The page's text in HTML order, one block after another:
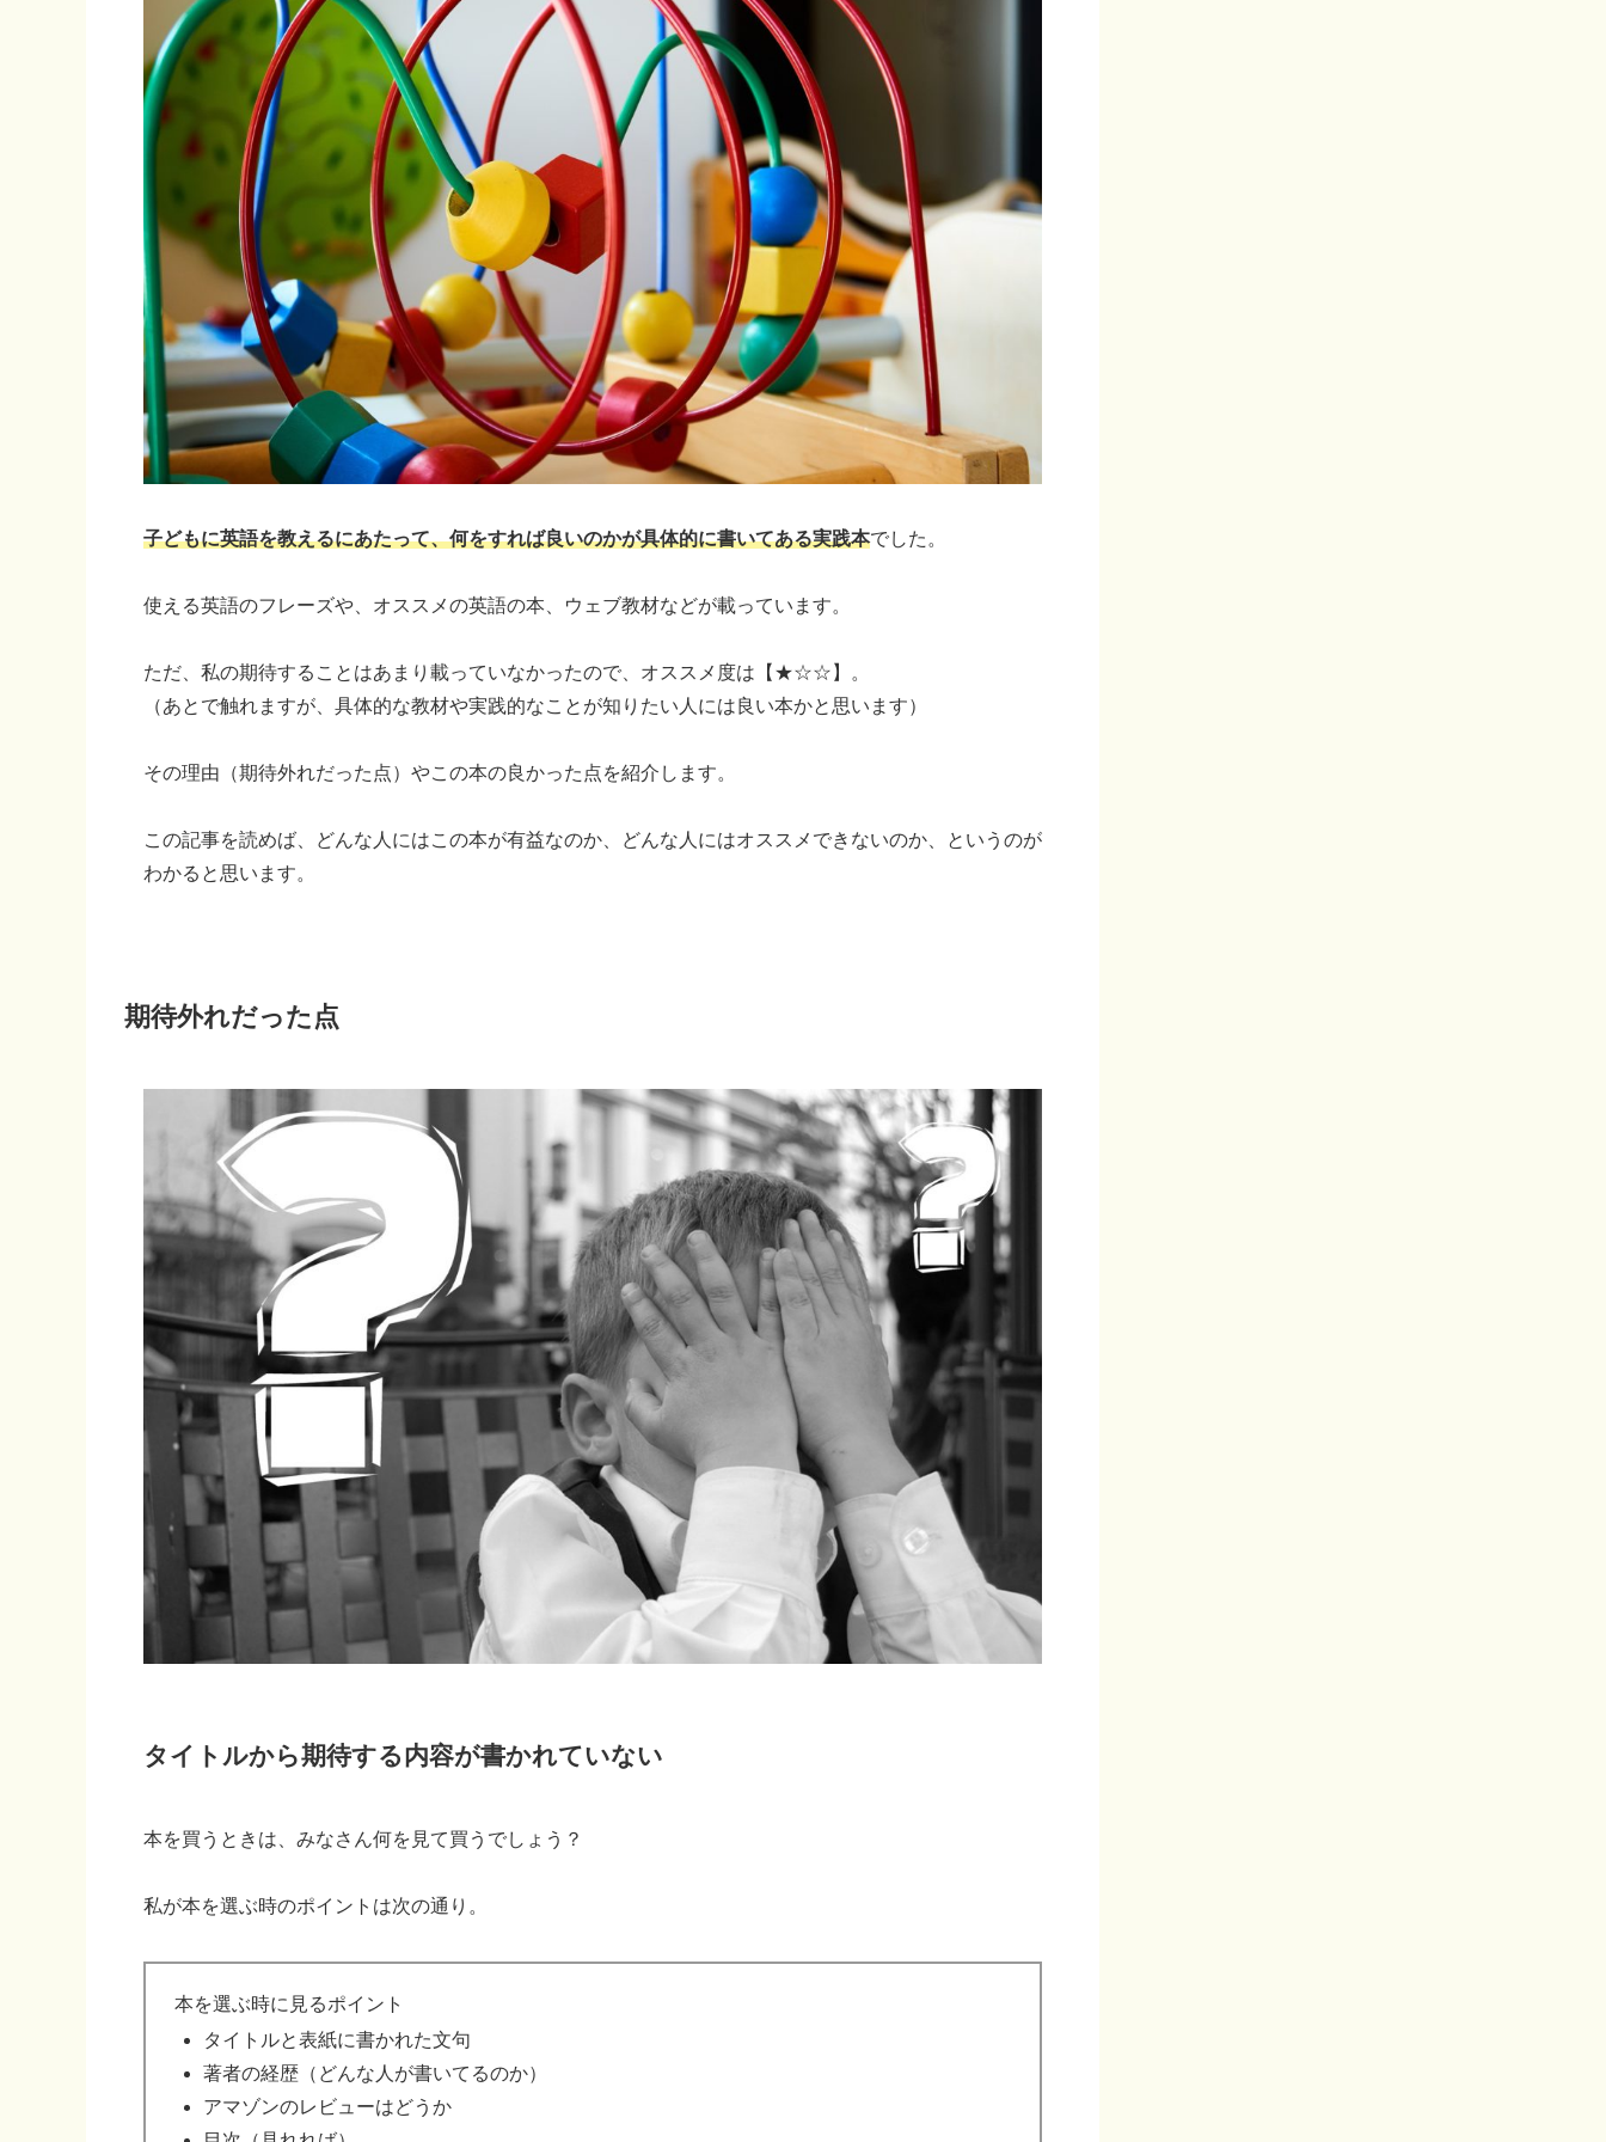
子どもに英語を教えるにあたって、何をすれば良いのかが具体的に書いてある実践本でした。
使える英語のフレーズや、オススメの英語の本、ウェブ教材などが載っています。
ただ、私の期待することはあまり載っていなかったので、オススメ度は【★☆☆】。
（あとで触れますが、具体的な教材や実践的なことが知りたい人には良い本かと思います）
その理由（期待外れだった点）やこの本の良かった点を紹介します。
この記事を読めば、どんな人にはこの本が有益なのか、どんな人にはオススメできないのか、というのが
わかると思います。
期待外れだった点
タイトルから期待する内容が書かれていない
本を買うときは、みなさん何を見て買うでしょう？
私が本を選ぶ時のポイントは次の通り。
本を選ぶ時に見るポイント
タイトルと表紙に書かれた文句
著者の経歴（どんな人が書いてるのか）
アマゾンのレビューはどうか